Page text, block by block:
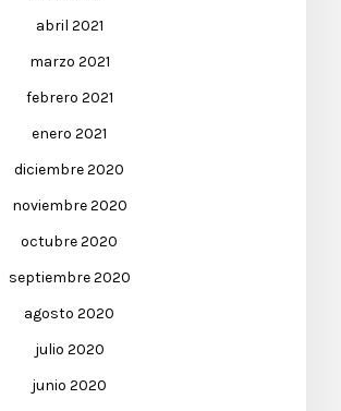
abril 2021
marzo 2021
febrero 2021
enero 2021
diciembre 2020
noviembre 2020
octubre 2020
septiembre 2020
agosto 2020
julio 2020
junio 2020